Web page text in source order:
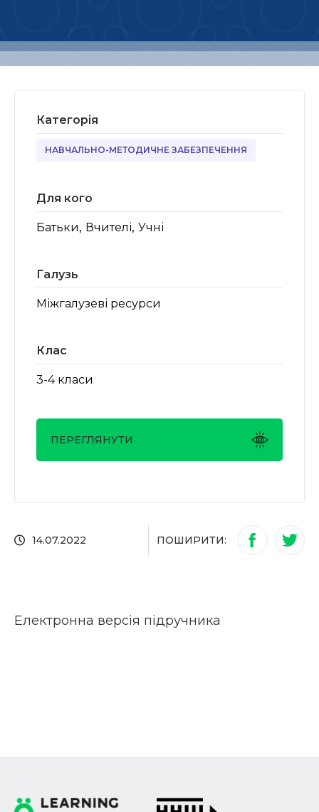
14.07.2022 ПОШИРИТИ:
Електронна версія підручника
Категорія
НАВЧАЛЬНО-МЕТОДИЧНЕ ЗАБЕЗПЕЧЕННЯ
Для кого
Батьки, Вчителі, Учні
Галузь
Міжгалузеві ресурси
Клас
3-4 класи
ПЕРЕГЛЯНУТИ